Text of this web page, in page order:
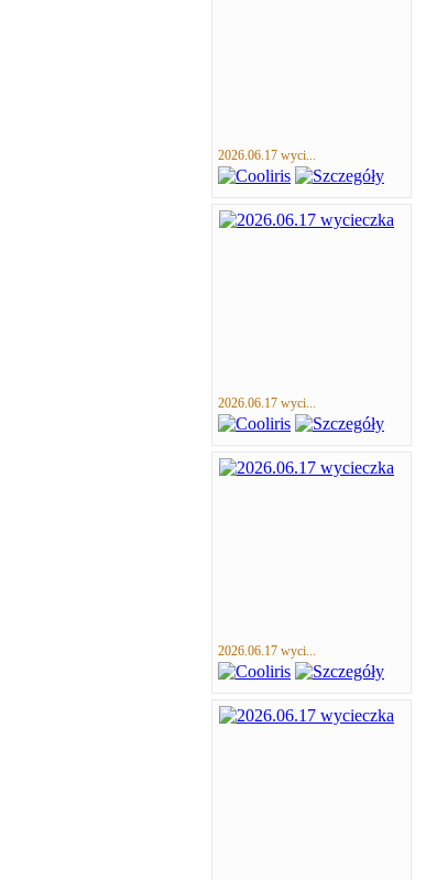
2026.06.17 wyci...
2026.06.17 wyci...
2026.06.17 wyci...